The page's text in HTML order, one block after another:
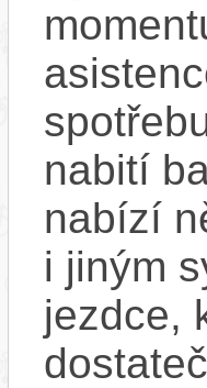
nabití
nabízí
i jiným
jezdce,